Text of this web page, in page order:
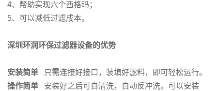
4、帮助实现六个西格玛；
5、可以减低过滤成本。
深圳环润环保过滤器设备的优势
安装简单 只需连接好接口，装填好滤料，即可轻松运行。
操作简单
安装好之后可自清洗，自动反冲洗。可以安装